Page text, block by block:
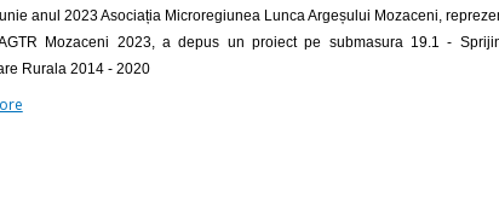
anul 2023 Asociația Microregiunea Lunca Argeșului Mozaceni,
Mozaceni 2023, a depus un proiect pe submasura 19.1 -
Rurala 2014 - 2020